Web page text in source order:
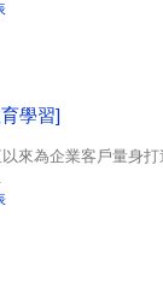
學習]
來為企業客戶量身打